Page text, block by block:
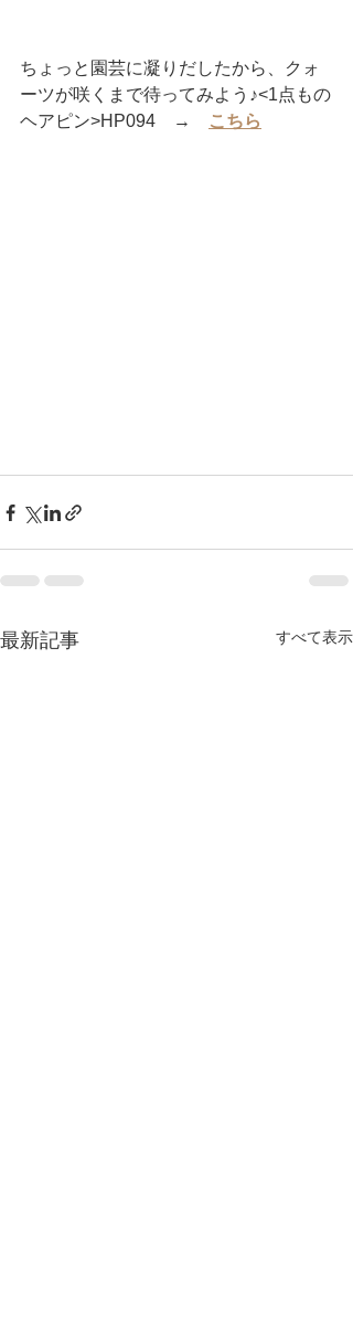
ちょっと園芸に凝りだしたから、クォ
ーツが咲くまで待ってみよう♪<1点もの
ヘアピン>HP094　→
こちら
最新記事 すべて表示